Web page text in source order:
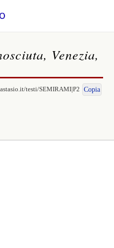
Venezia,
testi/SEMIRAMI|P2 Copia